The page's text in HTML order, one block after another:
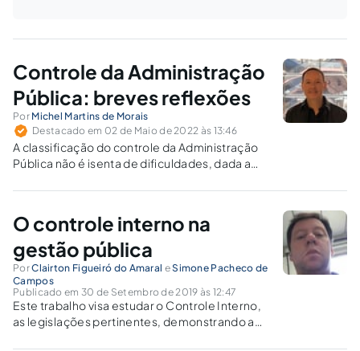
Controle da Administração
Pública: breves reflexões
Por Michel Martins de Morais
Destacado em 02 de Maio de 2022 às 13:46
A classificação do controle da Administração
Pública não é isenta de dificuldades, dada a
matéria. É possível, no entanto, aprofundar o
apresentadas no presente ensaio.
O controle interno na
gestão pública
PorClairton Figueiró do Amaral eSimone Pacheco de
Campos
Publicado em 30 de Setembro de 2019 às 12:47
Este trabalho visa estudar o Controle Interno,
as legislações pertinentes, demonstrando a